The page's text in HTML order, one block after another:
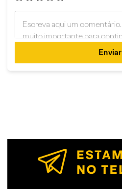
Enviar